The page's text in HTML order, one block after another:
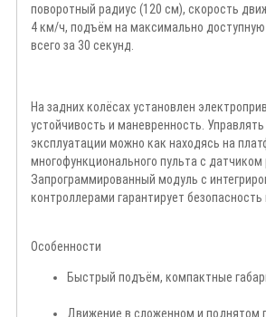
поворотный радиус (120 см), скорость
4 км/ч, подъём на максимально
всего за 30 секунд.
На задних колёсах установлен
устойчивость и маневренность.
эксплуатации можно как находясь на
многофункционального пульта с датчиком
Запрограммированный модуль с
контроллерами гарантирует
Особенности
Быстрый подъём, компактные
Движение в сложенном и поднятом